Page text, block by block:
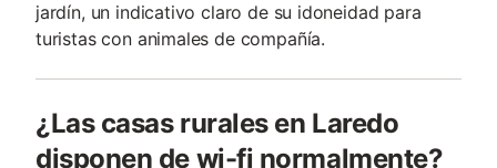
jardín, un indicativo claro de su idoneidad para
turistas con animales de compañí­a.
¿Las casas rurales en Laredo
disponen de wi-fi normalmente?